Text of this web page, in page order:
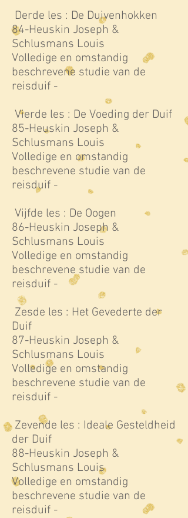
Derde les : De Duivenhokken
84-Heuskin Joseph &
Schlusmans Louis
Volledige en omstandig
beschrevene studie van de
reisduif -
Vierde les : De Voeding der Duif
85-Heuskin Joseph &
Schlusmans Louis
Volledige en omstandig
beschrevene studie van de
reisduif -
Vijfde les : De Oogen
86-Heuskin Joseph &
Schlusmans Louis
Volledige en omstandig
beschrevene studie van de
reisduif -
Zesde les : Het Gevederte der
Duif
87-Heuskin Joseph &
Schlusmans Louis
Volledige en omstandig
beschrevene studie van de
reisduif -
Zevende les : Ideale Gesteldheid
der Duif
88-Heuskin Joseph &
Schlusmans Louis
Volledige en omstandig
beschrevene studie van de
reisduif -